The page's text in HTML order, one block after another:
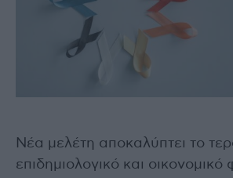
Νέα μελέτη αποκαλύπτει το
επιδημιολογικό και οικονομικό